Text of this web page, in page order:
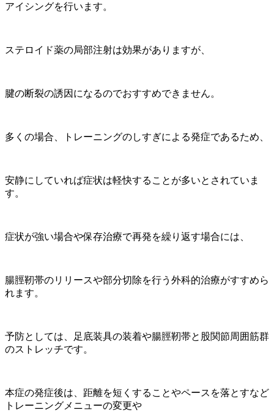
アイシングを行います。
ステロイド薬の局部注射は効果がありますが、
腱の断裂の誘因になるのでおすすめできません。
多くの場合、トレーニングのしすぎによる発症であるため、
安静にしていれば症状は軽快することが多いとされていま
す。
症状が強い場合や保存治療で再発を繰り返す場合には、
腸脛靭帯のリリースや部分切除を行う外科的治療がすすめら
れます。
予防としては、足底装具の装着や腸脛靭帯と股関節周囲筋群
のストレッチです。
本症の発症後は、距離を短くすることやペースを落とすなど
トレーニングメニューの変更や